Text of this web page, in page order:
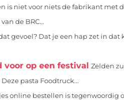
is niet voor niets de fabrikant met
de BRC...
gevoel? Dat je een hap zet in
voor op een festival Zelden
pasta Foodtruck...
online bestellen is tegenwoordig